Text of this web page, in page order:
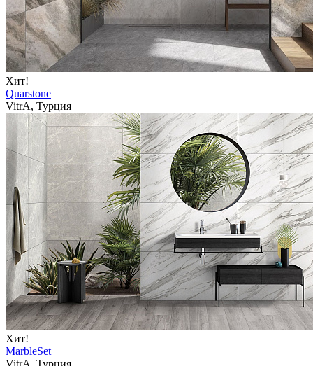
Хит!
Quarstone
VitrA, Турция
Хит!
MarbleSet